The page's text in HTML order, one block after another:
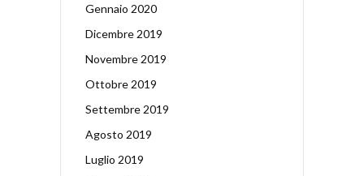
Gennaio 2020
Dicembre 2019
Novembre 2019
Ottobre 2019
Settembre 2019
Agosto 2019
Luglio 2019